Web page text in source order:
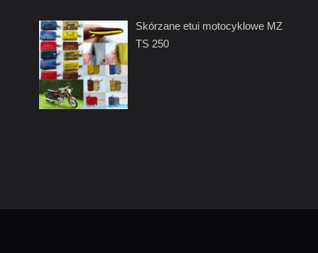
Skórzane etui motocyklowe MZ
TS 250